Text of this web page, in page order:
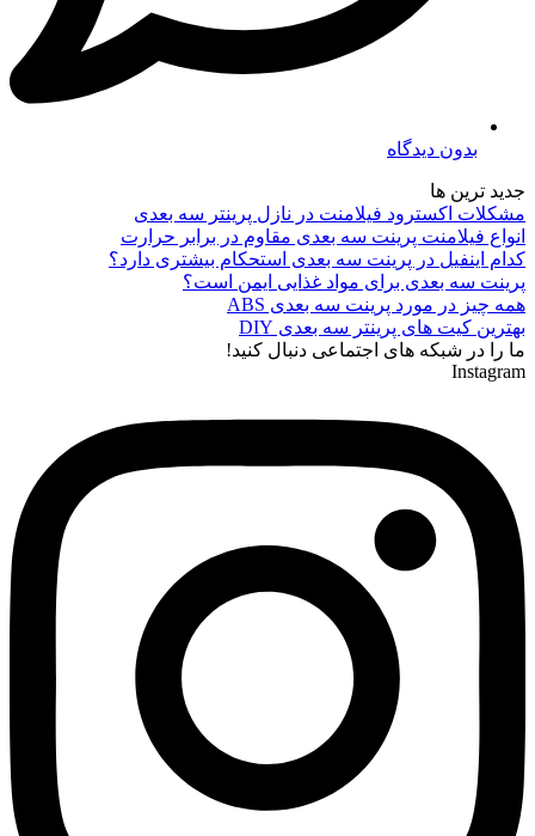
بدون دیدگاه
جدید ترین ها
مشکلات اکسترود فیلامنت در نازل پرینتر سه بعدی
انواع فیلامنت پرینت سه بعدی مقاوم در برابر حرارت
کدام اینفیل در پرینت سه بعدی استحکام بیشتری دارد؟
پرینت سه بعدی برای مواد غذایی ایمن است؟
همه چیز در مورد پرینت سه بعدی ABS
بهترین کیت های پرینتر سه بعدی DIY
ما را در شبکه های اجتماعی دنبال کنید!
Instagram